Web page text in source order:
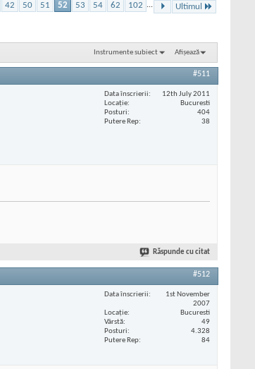
42 50 51 52 53 54 62 102 ... Ultimul
Instrumente subiect Afișează
#511
Data înscrierii
12th July 2011
Locaţie
Bucuresti
Posturi
404
Putere Rep
38
Răspunde cu citat
#512
Data înscrierii
1st November
2007
Locaţie
Bucuresti
Vârstă
49
Posturi
4.328
Putere Rep
84